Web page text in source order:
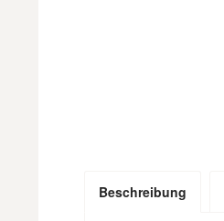
Beschreibung